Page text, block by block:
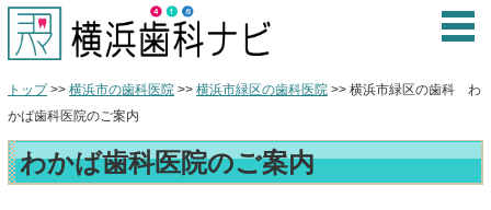
トップ>> 横浜市の歯科医院 >> 横浜市緑区の歯科医院 >> 横浜市緑区の歯科 わ
かば歯科医院のご案内
わかば歯科医院のご案内